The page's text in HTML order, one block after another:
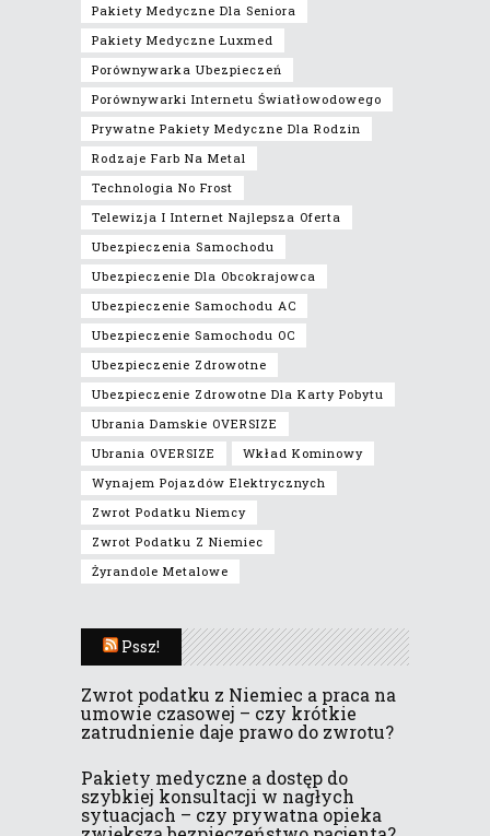
Pakiety Medyczne Dla Seniora
Pakiety Medyczne Luxmed
Porównywarka Ubezpieczeń
Porównywarki Internetu Światłowodowego
Prywatne Pakiety Medyczne Dla Rodzin
Rodzaje Farb Na Metal
Technologia No Frost
Telewizja I Internet Najlepsza Oferta
Ubezpieczenia Samochodu
Ubezpieczenie Dla Obcokrajowca
Ubezpieczenie Samochodu AC
Ubezpieczenie Samochodu OC
Ubezpieczenie Zdrowotne
Ubezpieczenie Zdrowotne Dla Karty Pobytu
Ubrania Damskie OVERSIZE
Ubrania OVERSIZE
Wkład Kominowy
Wynajem Pojazdów Elektrycznych
Zwrot Podatku Niemcy
Zwrot Podatku Z Niemiec
Żyrandole Metalowe
Pssz!
Zwrot podatku z Niemiec a praca na
umowie czasowej – czy krótkie
zatrudnienie daje prawo do zwrotu?
Pakiety medyczne a dostęp do
szybkiej konsultacji w nagłych
sytuacjach – czy prywatna opieka